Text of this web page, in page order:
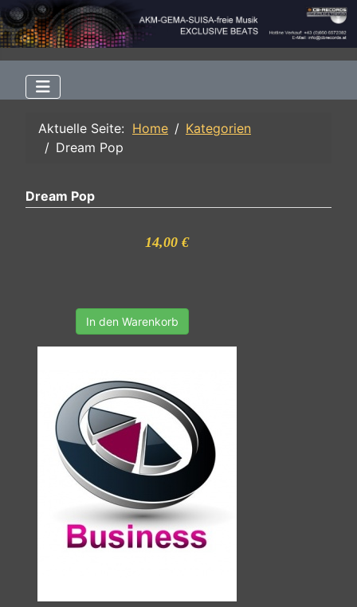
Aktuelle Seite: Home
Kategorien
Dream Pop
Dream Pop
14,00 €
In den Warenkorb